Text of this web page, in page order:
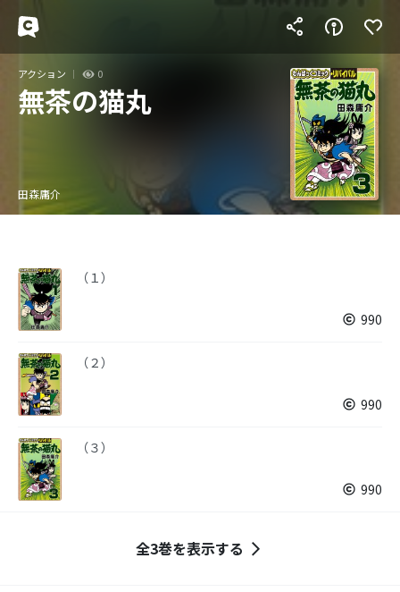
アクション 0
無茶の猫丸
田森庸介
（１）
990
（２）
990
（３）
990
全3巻を表示する